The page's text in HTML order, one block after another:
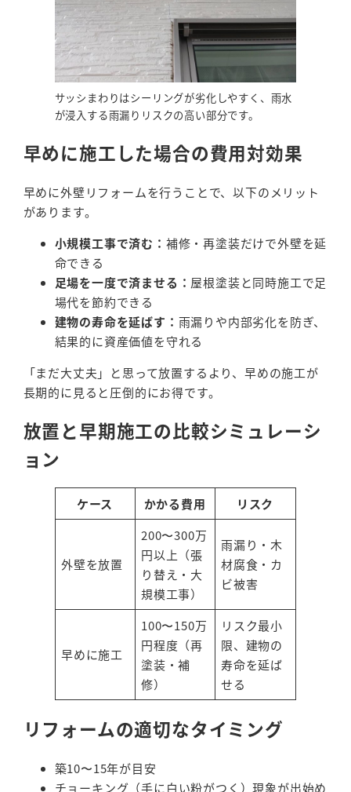
サッシまわりはシーリングが劣化しやすく、雨水
が浸入する雨漏りリスクの高い部分です。
早めに施工した場合の費用対効果
早めに外壁リフォームを行うことで、以下のメリット
があります。
小規模工事で済む： 補修・再塗装だけで外壁を延
命できる
足場を一度で済ませる： 屋根塗装と同時施工で足
場代を節約できる
建物の寿命を延ばす： 雨漏りや内部劣化を防ぎ、
結果的に資産価値を守れる
「まだ大丈夫」と思って放置するより、早めの施工が
長期的に見ると圧倒的にお得です。
放置と早期施工の比較シミュレーシ
ョン
ケース かかる費用 リスク
外壁を放置
200〜300万
円以上（張
り替え・大
規模工事）
雨漏り・木
材腐食・カ
ビ被害
早めに施工
100〜150万
円程度（再
塗装・補
修）
リスク最小
限、建物の
寿命を延ば
せる
リフォームの適切なタイミング
築10〜15年が目安
チョーキング（手に白い粉がつく）現象が出始め